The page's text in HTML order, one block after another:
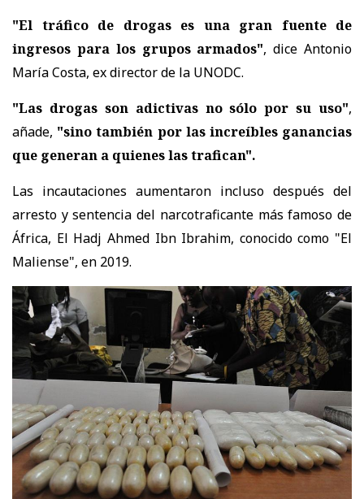
"El tráfico de drogas es una gran fuente de
ingresos para los grupos armados", dice Antonio
María Costa, ex director de la UNODC.
"Las drogas son adictivas no sólo por su uso",
añade, "sino también por las increíbles ganancias
que generan a quienes las trafican".
Las incautaciones aumentaron incluso después del
arresto y sentencia del narcotraficante más famoso de
África, El Hadj Ahmed Ibn Ibrahim, conocido como "El
Maliense", en 2019.